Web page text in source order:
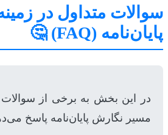
سوالات متداول در
پایان‌نامه (FAQ) 🤔
در این بخش به برخی از سوالات
مسیر نگارش پایان‌نامه پاسخ